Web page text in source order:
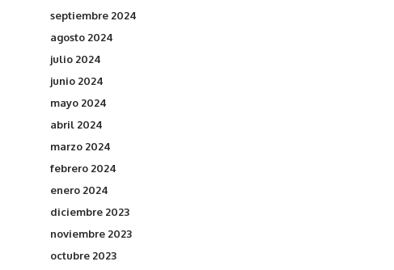
septiembre 2024
agosto 2024
julio 2024
junio 2024
mayo 2024
abril 2024
marzo 2024
febrero 2024
enero 2024
diciembre 2023
noviembre 2023
octubre 2023